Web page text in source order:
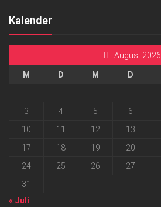
Kalender
August 2026
M D M D
3
4 5 6
10
11 12 13
17
18 19 20
24
25 26 27
31
« Juli